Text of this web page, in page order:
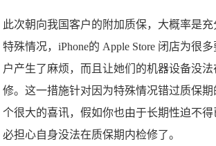
此次朝向我国客户的附加质保，大概率是
特殊情况，iPhone的 Apple Store 闭店为很
户产生了麻烦，而且让她们的机器设备没
修。这一措施针对因为特殊情况错过质保
个很大的喜讯，假如你也由于长期性迫不
必担心自身没法在质保期内检修了。